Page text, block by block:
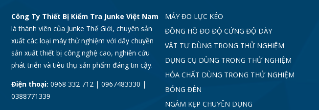
Công Ty Thiết Bị Kiểm Tra Junke Việt Nam
là thành viên của Junke Thế Giới, chuyên sản
xuất các loại máy thử nghiệm với dây chuyền
sản xuất thiết bị công nghệ cao, nghiên cứu
phát triển và tiêu thụ sản phẩm đáng tin cậy.
Điện thoại: 0968 332 712 | 0967483330 |
0388771339
MÁY ĐO LỰC KÉO
ĐỒNG HỒ ĐO ĐỘ CỨNG ĐỘ DÀY
VẬT TƯ DÙNG TRONG THỬ NGHIỆM
DỤNG CỤ DÙNG TRONG THỬ NGHIỆM
HÓA CHẤT DÙNG TRONG THỬ NGHIỆM
BÓNG ĐÈN
NGÀM KẸP CHUYÊN DỤNG